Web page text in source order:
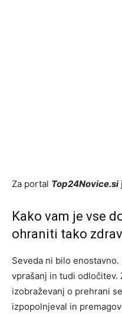
Za portal Top24Novice.si
Kako vam je vse
ohraniti tako
Seveda ni bilo
vprašanj in tudi odločitev.
izobraževanj o prehrani
izpopolnjeval in